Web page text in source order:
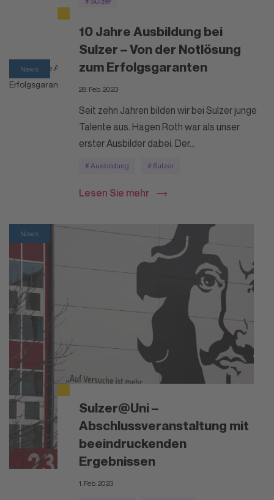
Lesen Sie mehr
News
10 Jahre Ausbildung bei
Sulzer – Von der Notlösung
zum Erfolgsgaranten
28. Feb. 2023
Seit zehn Jahren bilden wir bei Sulzer junge
Talente aus. Hagen Roth war als unser
erster Ausbilder dabei. Der...
# Ausbildung # Sulzer
Lesen Sie mehr
News
Sulzer@Uni –
Abschlussveranstaltung mit
beeindruckenden
Ergebnissen
1. Feb. 2023